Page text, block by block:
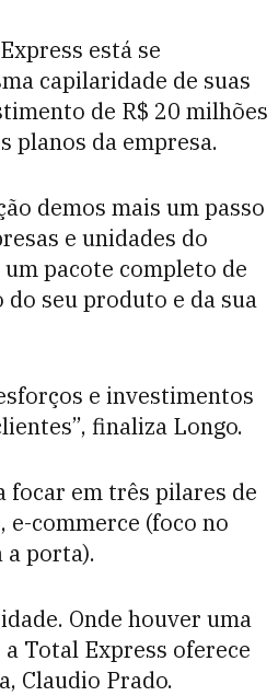
está se
capilaridade de suas
de R$ 20 milhões
planos da empresa.
demos mais um passo
e unidades do
pacote completo de
seu produto e da sua
e investimentos
finaliza Longo.
focar em três pilares de
commerce (foco no
a porta).
Onde houver uma
Total Express oferece
Claudio Prado.